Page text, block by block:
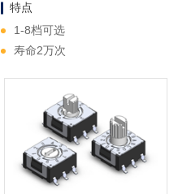
特点
1-8档可选
寿命2万次